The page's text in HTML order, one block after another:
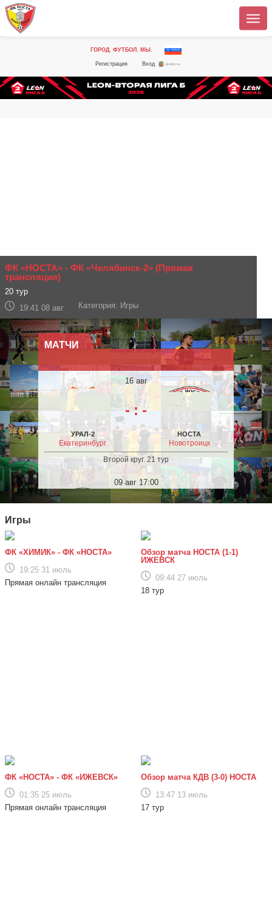
ГОРОД. ФУТБОЛ. МЫ.
Регистрация Вход
ФК «НОСТА» - ФК «Челябинск-2» (Прямая
трансляция)
20 тур
19:41 08 авг
Категория: Игры
Обзор матча: «ХИМИК» 5—0 «НОСТА»
19 тур
Категория: Страницы
МАТЧИ
16 авг
УРАЛ-2
Екатеринбург
- : -
НОСТА
Новотроицк
Второй круг. 21 тур
09 авг 17:00
Второй круг. 20 тур
Все матчи
Игры
ФК «ХИМИК» - ФК «НОСТА»
19:25 31 июль
Прямая онлайн трансляция
Обзор матча НОСТА (1-1)
ИЖЕВСК
09:44 27 июль
18 тур
ФК «НОСТА» - ФК «ИЖЕВСК»
01:35 25 июль
Прямая онлайн трансляция
Обзор матча КДВ (3-0) НОСТА
13:47 13 июль
17 тур